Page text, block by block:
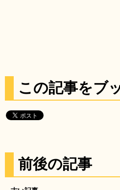
この記事をブ
前後の記事